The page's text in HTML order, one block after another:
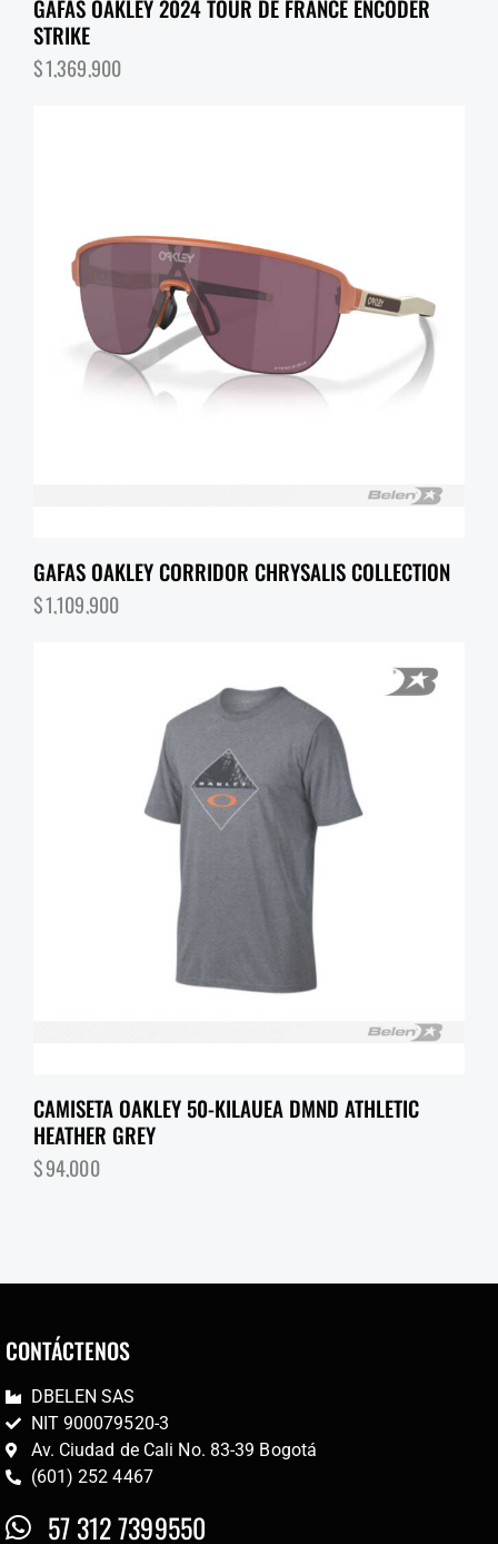
GAFAS OAKLEY 2024 TOUR DE FRANCE ENCODER
STRIKE
$1,369,900
GAFAS OAKLEY CORRIDOR CHRYSALIS COLLECTION
$1,109,900
CAMISETA OAKLEY 50-KILAUEA DMND ATHLETIC
HEATHER GREY
$94,000
CONTÁCTENOS
DBELEN SAS
NIT 900079520-3
Av. Ciudad de Cali No. 83-39 Bogotá
(601) 252 4467
57 312 7399550